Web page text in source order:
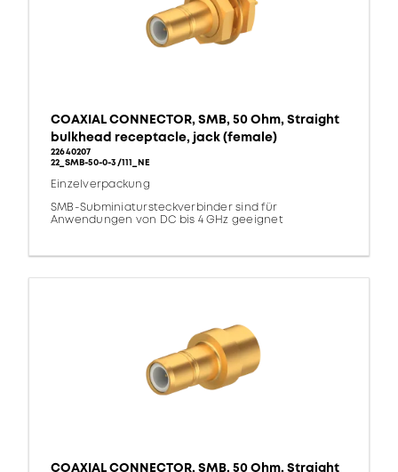
COAXIAL CONNECTOR, SMB, 50 Ohm, Straight
bulkhead receptacle, jack (female)
22640207
22_SMB-50-0-3/111_NE
Einzelverpackung
SMB-Subminiatursteckverbinder sind für
Anwendungen von DC bis 4 GHz geeignet
COAXIAL CONNECTOR, SMB, 50 Ohm, Straight